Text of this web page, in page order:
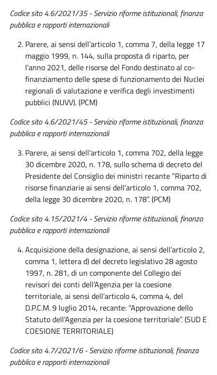
Codice sito 4.6/2021/35 - Servizio riforme istituzionali, finanza
pubblica e rapporti internazionali
Parere, ai sensi dell’articolo 1, comma 7, della legge 17
maggio 1999, n. 144, sulla proposta di riparto, per
l’anno 2021, delle risorse del Fondo destinato al co-
finanziamento delle spese di funzionamento dei Nuclei
regionali di valutazione e verifica degli investimenti
pubblici (NUVV). (PCM)
Codice sito 4.6/2021/45 - Servizio riforme istituzionali, finanza
pubblica e rapporti internazionali
Parere, ai sensi dell’articolo 1, comma 702, della legge
30 dicembre 2020, n. 178, sullo schema di decreto del
Presidente del Consiglio dei ministri recante “Riparto di
risorse finanziarie ai sensi dell’articolo 1, comma 702,
della legge 30 dicembre 2020, n. 178”. (PCM)
Codice sito 4.15/2021/4 - Servizio riforme istituzionali, finanza
pubblica e rapporti internazionali
Acquisizione della designazione, ai sensi dell’articolo 2,
comma 1, lettera d) del decreto legislativo 28 agosto
1997, n. 281, di un componente del Collegio dei
revisori dei conti dell’Agenzia per la coesione
territoriale, ai sensi dell’articolo 4, comma 4, del
D.P.C.M. 9 luglio 2014, recante: “Approvazione dello
Statuto dell’Agenzia per la coesione territoriale”. (SUD E
COESIONE TERRITORIALE)
Codice sito 4.7/2021/6 - Servizio riforme istituzionali, finanza
pubblica e rapporti internazionali